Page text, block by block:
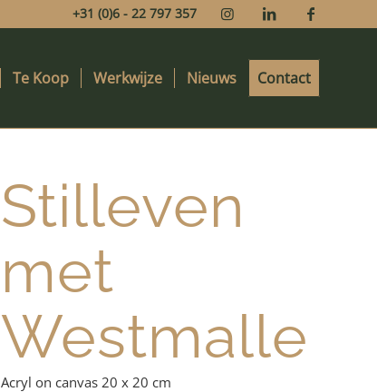
+31 (0)6 - 22 797 357
Te Koop Werkwijze Nieuws Contact
Stilleven
met
Westmalle
Acryl on canvas 20 x 20 cm